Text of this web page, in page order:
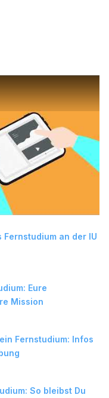
an der IU
Eure
Mission
Fernstudium: Infos
So bleibst Du